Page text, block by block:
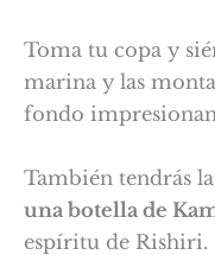
Toma tu copa y
marina y las
fondo
También tendrás
una botella de
espíritu de Rishiri.